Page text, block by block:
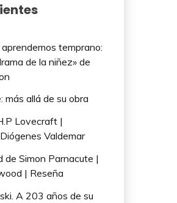
temprano:
de la niñez» de
más allá de su obra
Lovecraft |
Valdemar
de Simon Parnacute |
| Reseña
A 203 años de su